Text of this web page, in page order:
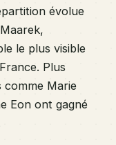
évolue
le plus visible
Plus
comme Marie
Eon ont gagné